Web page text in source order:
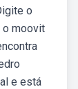
o
o moovit
e está